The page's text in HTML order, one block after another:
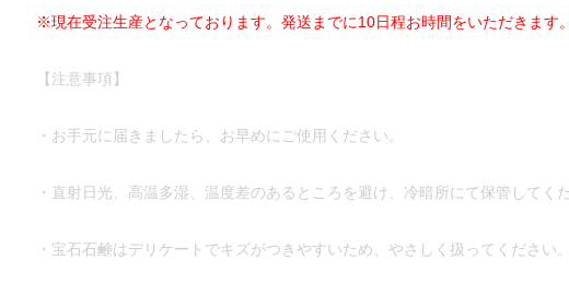
※現在受注生産となっております。発送までに10日程お時間をいただきます。
【注意事項】
・お手元に届きましたら、お早めにご使用ください。
・直射日光、高温多湿、温度差のあるところを避け、冷暗所にて保管してくだ
・宝石石鹸はデリケートでキズがつきやすいため、やさしく扱ってください。